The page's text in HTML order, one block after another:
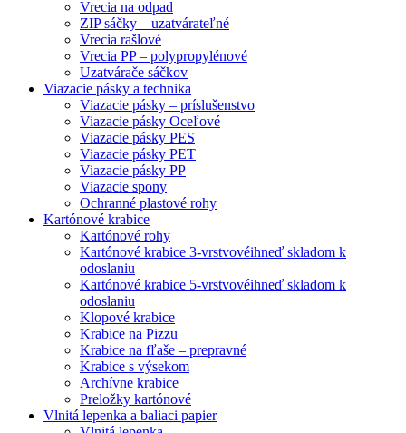
Vrecia na odpad
ZIP sáčky – uzatvárateľné
Vrecia rašlové
Vrecia PP – polypropylénové
Uzatvárače sáčkov
Viazacie pásky a technika
Viazacie pásky – príslušenstvo
Viazacie pásky Oceľové
Viazacie pásky PES
Viazacie pásky PET
Viazacie pásky PP
Viazacie spony
Ochranné plastové rohy
Kartónové krabice
Kartónové rohy
Kartónové krabice 3-vrstvovéihneď skladom k
odoslaniu
Kartónové krabice 5-vrstvovéihneď skladom k
odoslaniu
Klopové krabice
Krabice na Pizzu
Krabice na fľaše – prepravné
Krabice s výsekom
Archívne krabice
Preložky kartónové
Vlnitá lepenka a baliaci papier